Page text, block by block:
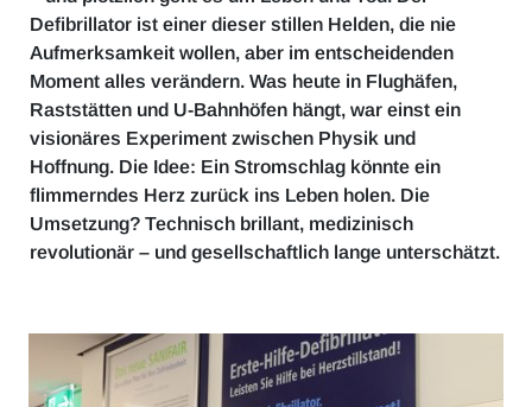
Defibrillator ist einer dieser stillen Helden, die nie
Aufmerksamkeit wollen, aber im entscheidenden
Moment alles verändern. Was heute in Flughäfen,
Raststätten und U-Bahnhöfen hängt, war einst ein
visionäres Experiment zwischen Physik und
Hoffnung. Die Idee: Ein Stromschlag könnte ein
flimmerndes Herz zurück ins Leben holen. Die
Umsetzung? Technisch brillant, medizinisch
revolutionär – und gesellschaftlich lange unterschätzt.